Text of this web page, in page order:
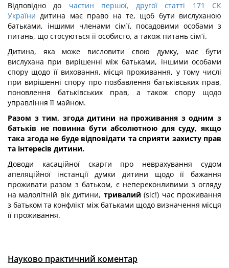
Відповідно до частин першої, другої статті 171 СК
України дитина має право на те, щоб бути вислуханою
батьками, іншими членами сім`ї, посадовими особами з
питань, що стосуються її особисто, а також питань сім`ї.
Дитина, яка може висловити свою думку, має бути
вислухана при вирішенні між батьками, іншими особами
спору щодо її виховання, місця проживання, у тому числі
при вирішенні спору про позбавлення батьківських прав,
поновлення батьківських прав, а також спору щодо
управління її майном.
Разом з тим, згода дитини на проживання з одним з
батьків не повинна бути абсолютною для суду, якщо
така згода не буде відповідати та сприяти захисту прав
та інтересів дитини.
Доводи касаційної скарги про неврахування судом
апеляційної інстанції думки дитини щодо її бажання
проживати разом з батьком, є непереконливими з огляду
на малолітній вік дитини, тривалий (sic!) час проживання
з батьком та конфлікт між батьками щодо визначення місця
її проживання.
Науково практичний коментар